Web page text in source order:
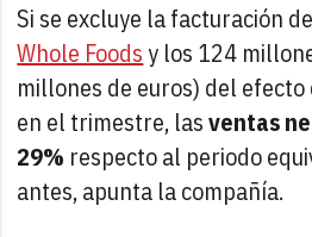
Si se excluye la facturación
Whole Foodsy los 124
millones de euros) del
en el trimestre, lasventas
29% respecto al periodo
antes, apunta la compañía.